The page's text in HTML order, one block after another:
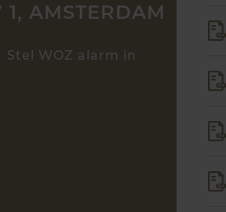
AMSTERDAM
Stel WOZ alarm in